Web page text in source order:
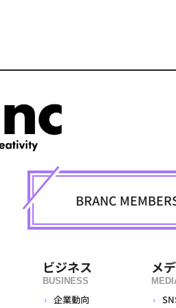
BRANC
ビジネス
BUSINESS
企業動向
メ